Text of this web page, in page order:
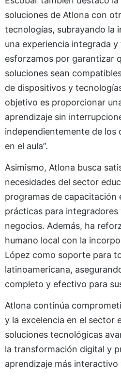
soluciones de Atlona con
tecnologías, subrayando la
una experiencia integrada y
esforzamos por garantizar
soluciones sean
de dispositivos y
objetivo es proporcionar
aprendizaje sin
independientemente de los
en el aula”.
Asimismo, Atlona busca
necesidades del sector
programas de capacitación
prácticas para integradores
negocios. Además, ha
humano local con la
López como soporte para
latinoamericana,
completo y efectivo para
Atlona continúa
y la excelencia en el sector
soluciones tecnológicas
la transformación digital y
aprendizaje más